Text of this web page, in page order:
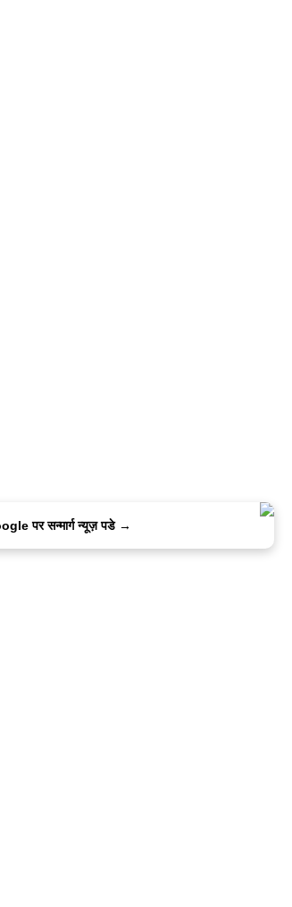
पर सन्मार्ग न्यूज़ पडे →